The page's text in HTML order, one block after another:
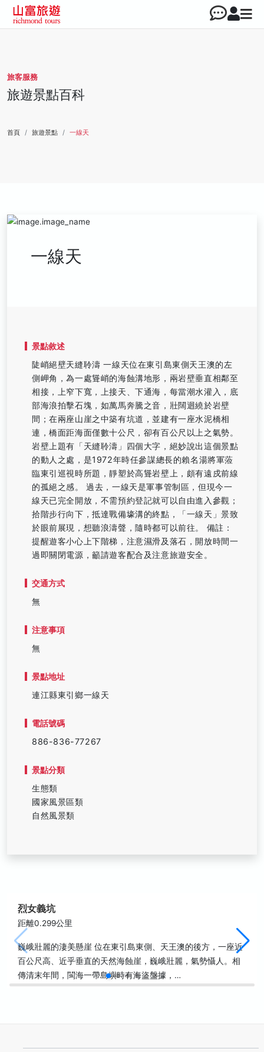
旅客服務
旅遊景點百科
首頁 旅遊景點 一線天
一線天
景點敘述
陡峭絕壁天縫聆濤 一線天位在東引島東側天王澳的左
側岬角，為一處聳峭的海蝕溝地形，兩岩壁垂直相鄰至
相接，上窄下寬，上接天、下通海，每當潮水灌入，底
部海浪拍擊石塊，如萬馬奔騰之音，壯闊迴繞於岩壁
間；在兩座山崖之中築有坑道，並建有一座水泥橋相
連，橋面距海面僅數十公尺，卻有百公尺以上之氣勢。
岩壁上題有「天縫聆濤」四個大字，絕妙說出這個景點
的動人之處，是1972年時任參謀總長的賴名湯將軍蒞
臨東引巡視時所題，靜塑於高聳岩壁上，頗有遠戍前線
的孤絕之感。 過去，一線天是軍事管制區，但現今一
線天已完全開放，不需預約登記就可以自由進入參觀；
拾階步行向下，抵達戰備壕溝的終點，「一線天」景致
於眼前展現，想聽浪濤聲，隨時都可以前往。 備註：
提醒遊客小心上下階梯，注意濕滑及落石，開放時間一
過即關閉電源，籲請遊客配合及注意旅遊安全。
交通方式
無
注意事項
無
景點地址
連江縣東引鄉一線天
電話號碼
886-836-77267
景點分類
生態類
國家風景區類
自然風景類
烈女義坑
距離0.299公里
巍峨壯麗的淒美懸崖 位在東引島東側、天王澳的後方，一座近
百公尺高、近乎垂直的天然海蝕崖，巍峨壯麗，氣勢懾人。相
傳清末年間，閩海一帶島嶼時有海盜盤據，…